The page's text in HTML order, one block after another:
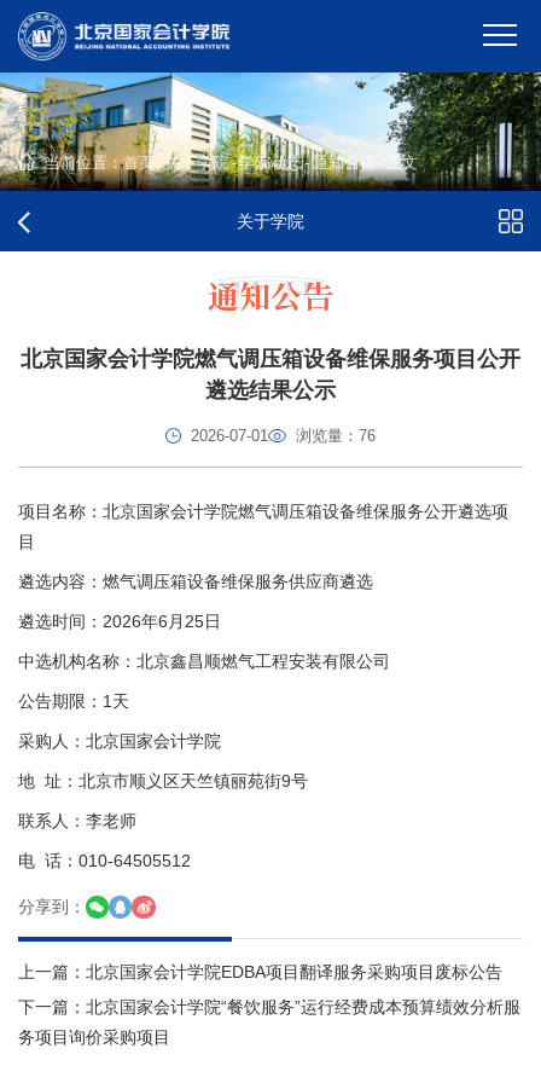
当前位置：首页 -关于学院-学院动态-通知公告 正文
关于学院
通知公告
北京国家会计学院燃气调压箱设备维保服务项目公开
遴选结果公示
2026-07-01 浏览量： 76
项目名称：北京国家会计学院燃气调压箱设备维保服务公开遴选项
目
遴选内容：燃气调压箱设备维保服务供应商遴选
遴选时间：2026年6月25日
中选机构名称：北京鑫昌顺燃气工程安装有限公司
公告期限：1天
采购人：北京国家会计学院
地 址：北京市顺义区天竺镇丽苑街9号
联系人：李老师
电 话：010-64505512
分享到：
上一篇： 北京国家会计学院EDBA项目翻译服务采购项目废标公告
下一篇： 北京国家会计学院“餐饮服务”运行经费成本预算绩效分析服
务项目询价采购项目